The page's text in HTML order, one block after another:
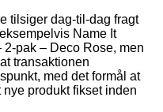
tilsiger dag-til-dag fragt
Name It
pak – Deco Rose, men
transaktionen
med det formål at
produkt fikset inden